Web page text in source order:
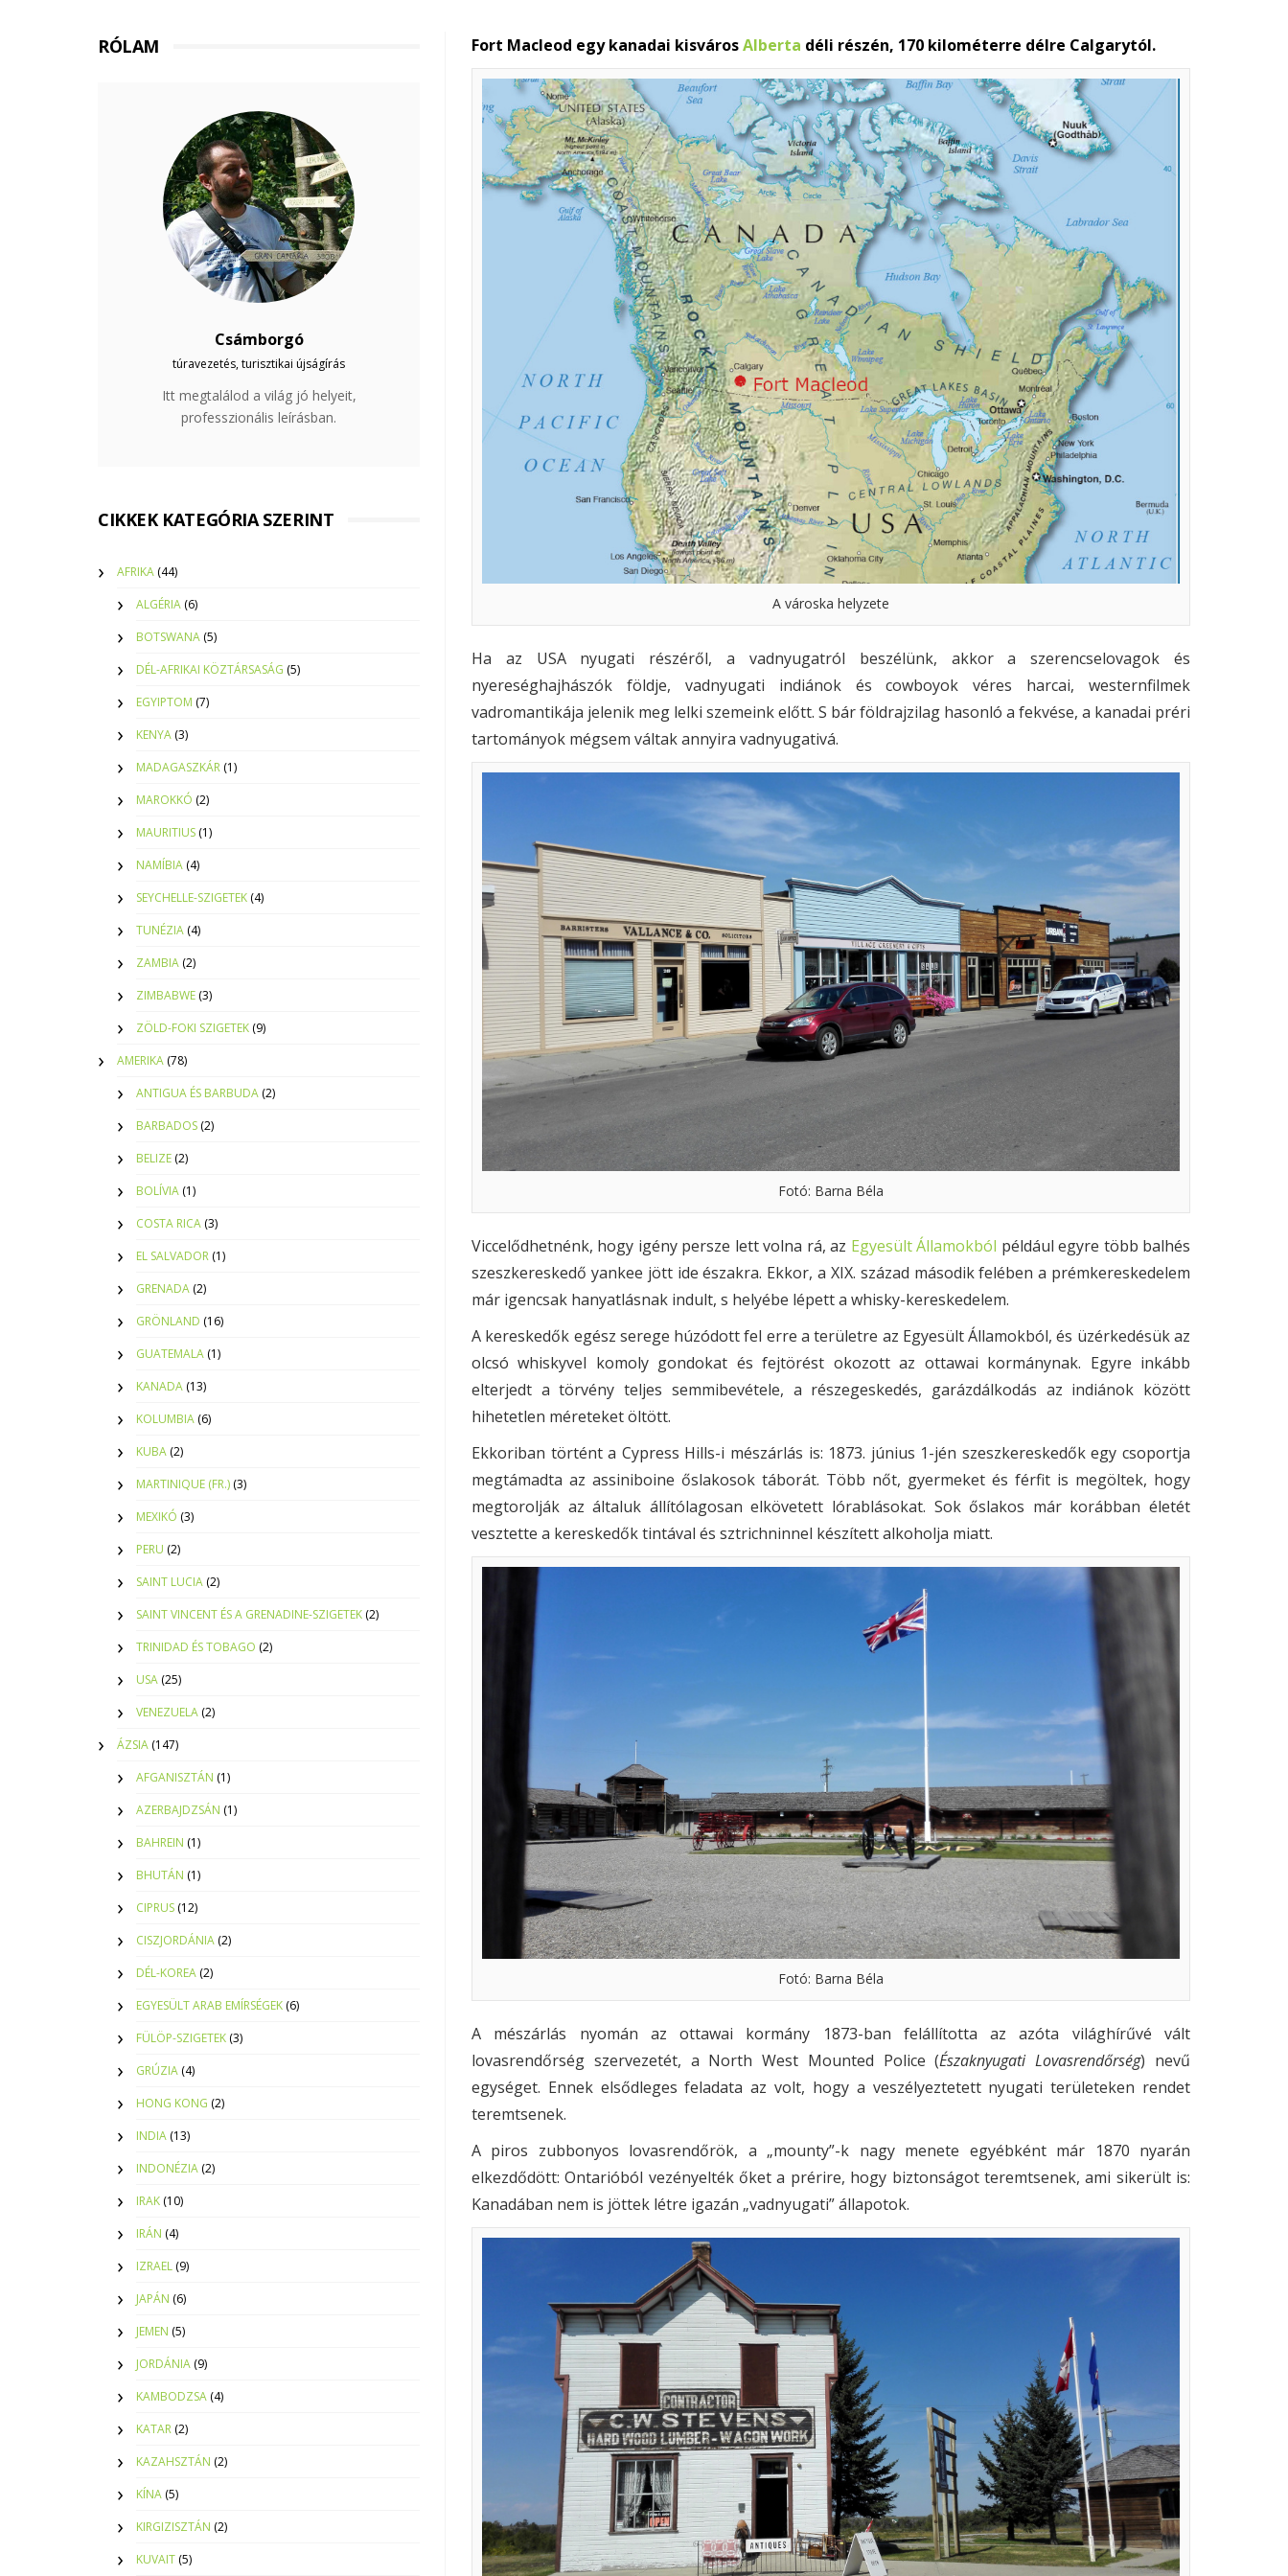
Fort Macleod egy kanadai kisvárosAlberta déli részén, 170 kilométerre délre Calgarytól.
A városka helyzete
Ha az USA nyugati részéről, a vadnyugatról beszélünk, akkor a szerencselovagok és
nyereséghajhászók földje, vadnyugati indiánok és cowboyok véres harcai, westernfilmek
vadromantikája jelenik meg lelki szemeink előtt. S bár földrajzilag hasonló a fekvése, a kanadai préri
tartományok mégsem váltak annyira vadnyugativá.
Fotó: Barna Béla
Viccelődhetnénk, hogy igény persze lett volna rá, az Egyesült Államokból például egyre több balhés
szeszkereskedő yankee jött ide északra. Ekkor, a XIX. század második felében a prémkereskedelem
már igencsak hanyatlásnak indult, s helyébe lépett a whisky-kereskedelem.
A kereskedők egész serege húzódott fel erre a területre az Egyesült Államokból, és üzérkedésük az
olcsó whiskyvel komoly gondokat és fejtörést okozott az ottawai kormánynak. Egyre inkább
elterjedt a törvény teljes semmibevétele, a részegeskedés, garázdálkodás az indiánok között
hihetetlen méreteket öltött.
Ekkoriban történt a Cypress Hills-i mészárlás is: 1873. június 1-jén szeszkereskedők egy csoportja
megtámadta az assiniboine őslakosok táborát. Több nőt, gyermeket és férfit is megöltek, hogy
megtorolják az általuk állítólagosan elkövetett lórablásokat. Sok őslakos már korábban életét
vesztette a kereskedők tintával és sztrichninnel készített alkoholja miatt.
Fotó: Barna Béla
A mészárlás nyomán az ottawai kormány 1873-ban felállította az azóta világhírűvé vált
lovasrendőrség szervezetét, a North West Mounted Police (Északnyugati Lovasrendőrség) nevű
egységet. Ennek elsődleges feladata az volt, hogy a veszélyeztetett nyugati területeken rendet
teremtsenek.
A piros zubbonyos lovasrendőrök, a „mounty”-k nagy menete egyébként már 1870 nyarán
elkezdődött: Ontarióból vezényelték őket a prérire, hogy biztonságot teremtsenek, ami sikerült is:
Kanadában nem is jöttek létre igazán „vadnyugati” állapotok.
RÓLAM
Csámborgó
túravezetés, turisztikai újságírás
Itt megtalálod a világ jó helyeit,
professzionális leírásban.
CIKKEK KATEGÓRIA SZERINT
AFRIKA (44)
ALGÉRIA (6)
BOTSWANA (5)
DÉL-AFRIKAI KÖZTÁRSASÁG (5)
EGYIPTOM (7)
KENYA (3)
MADAGASZKÁR (1)
MAROKKÓ (2)
MAURITIUS (1)
NAMÍBIA (4)
SEYCHELLE-SZIGETEK (4)
TUNÉZIA (4)
ZAMBIA (2)
ZIMBABWE (3)
ZÖLD-FOKI SZIGETEK (9)
AMERIKA (78)
ANTIGUA ÉS BARBUDA (2)
BARBADOS (2)
BELIZE (2)
BOLÍVIA (1)
COSTA RICA (3)
EL SALVADOR (1)
GRENADA (2)
GRÖNLAND (16)
GUATEMALA (1)
KANADA (13)
KOLUMBIA (6)
KUBA (2)
MARTINIQUE (FR.) (3)
MEXIKÓ (3)
PERU (2)
SAINT LUCIA (2)
SAINT VINCENT ÉS A GRENADINE-SZIGETEK (2)
TRINIDAD ÉS TOBAGO (2)
USA (25)
VENEZUELA (2)
ÁZSIA (147)
AFGANISZTÁN (1)
AZERBAJDZSÁN (1)
BAHREIN (1)
BHUTÁN (1)
CIPRUS (12)
CISZJORDÁNIA (2)
DÉL-KOREA (2)
EGYESÜLT ARAB EMÍRSÉGEK (6)
FÜLÖP-SZIGETEK (3)
GRÚZIA (4)
HONG KONG (2)
INDIA (13)
INDONÉZIA (2)
IRAK (10)
IRÁN (4)
IZRAEL (9)
JAPÁN (6)
JEMEN (5)
JORDÁNIA (9)
KAMBODZSA (4)
KATAR (2)
KAZAHSZTÁN (2)
KÍNA (5)
KIRGIZISZTÁN (2)
KUVAIT (5)